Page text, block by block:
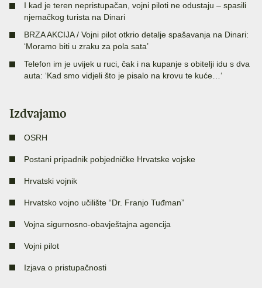
I kad je teren nepristupačan, vojni piloti ne odustaju – spasili
njemačkog turista na Dinari
BRZA AKCIJA / Vojni pilot otkrio detalje spašavanja na Dinari:
‘Moramo biti u zraku za pola sata’
Telefon im je uvijek u ruci, čak i na kupanje s obitelji idu s dva
auta: ‘Kad smo vidjeli što je pisalo na krovu te kuće…‘
Izdvajamo
OSRH
Postani pripadnik pobjedničke Hrvatske vojske
Hrvatski vojnik
Hrvatsko vojno učilište “Dr. Franjo Tuđman”
Vojna sigurnosno-obavještajna agencija
Vojni pilot
Izjava o pristupačnosti